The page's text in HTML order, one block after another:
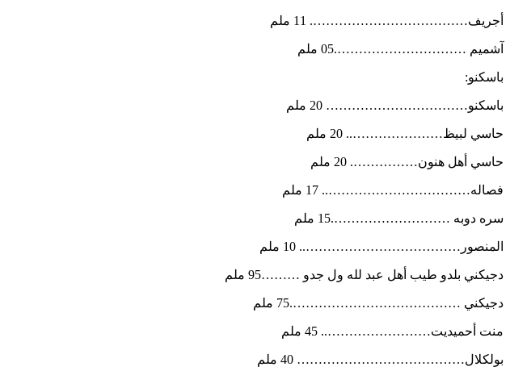
أجريف………………………………. 11 ملم
آشميم ………………………….05 ملم
باسكنو:
باسكنو…………………………… 20 ملم
حاسي لبيظ………………….. 20 ملم
حاسي أهل هنون……………. 20 ملم
فصاله…………………………….. 17 ملم
سره دوبه ……………………….15 ملم
المنصور……………………………….. 10 ملم
دجيكني بلدو طيب أهل عبد لله ول جدو ………95 ملم
دجيكني ………………………………….75 ملم
منت أحميديت…………………….. 45 ملم
بولكلال………………………………… 40 ملم